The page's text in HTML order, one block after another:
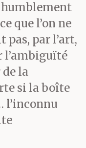
humblement
que l’on ne
pas, par l’art,
l’ambiguïté
la
si la boîte
l’inconnu